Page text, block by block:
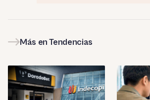
Más en Tendencias